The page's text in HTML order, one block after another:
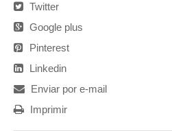
Twitter
Google plus
Pinterest
Linkedin
Enviar por e-mail
Imprimir